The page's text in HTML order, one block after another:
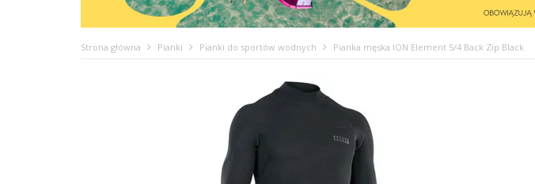
Strona główna Pianki Pianki do sportów wodnych
Pianka męska ION Element 5/4 Back Zip Black